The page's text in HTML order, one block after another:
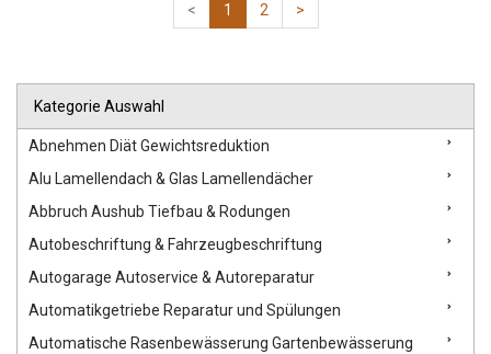
< 1 2 >
Kategorie Auswahl
Abnehmen Diät Gewichtsreduktion
Alu Lamellendach & Glas Lamellendächer
Abbruch Aushub Tiefbau & Rodungen
Autobeschriftung & Fahrzeugbeschriftung
Autogarage Autoservice & Autoreparatur
Automatikgetriebe Reparatur und Spülungen
Automatische Rasenbewässerung Gartenbewässerung